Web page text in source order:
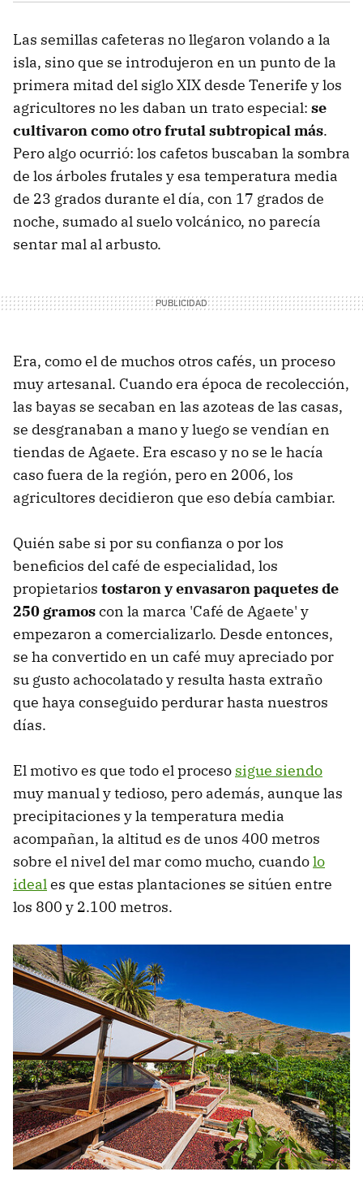
Las semillas cafeteras no llegaron volando a la
isla, sino que se introdujeron en un punto de la
primera mitad del siglo XIX desde Tenerife y los
agricultores no les daban un trato especial: se
cultivaron como otro frutal subtropical más.
Pero algo ocurrió: los cafetos buscaban la sombra
de los árboles frutales y esa temperatura media
de 23 grados durante el día, con 17 grados de
noche, sumado al suelo volcánico, no parecía
sentar mal al arbusto.
Era, como el de muchos otros cafés, un proceso
muy artesanal. Cuando era época de recolección,
las bayas se secaban en las azoteas de las casas,
se desgranaban a mano y luego se vendían en
tiendas de Agaete. Era escaso y no se le hacía
caso fuera de la región, pero en 2006, los
agricultores decidieron que eso debía cambiar.
Quién sabe si por su confianza o por los
beneficios del café de especialidad, los
propietarios tostaron y envasaron paquetes de
250 gramoscon la marca 'Café de Agaete' y
empezaron a comercializarlo. Desde entonces,
se ha convertido en un café muy apreciado por
su gusto achocolatado y resulta hasta extraño
que haya conseguido perdurar hasta nuestros
días.
El motivo es que todo el proceso sigue siendo
muy manual y tedioso, pero además, aunque las
precipitaciones y la temperatura media
acompañan, la altitud es de unos 400 metros
sobre el nivel del mar como mucho, cuandolo
ideales que estas plantaciones se sitúen entre
los 800 y 2.100 metros.